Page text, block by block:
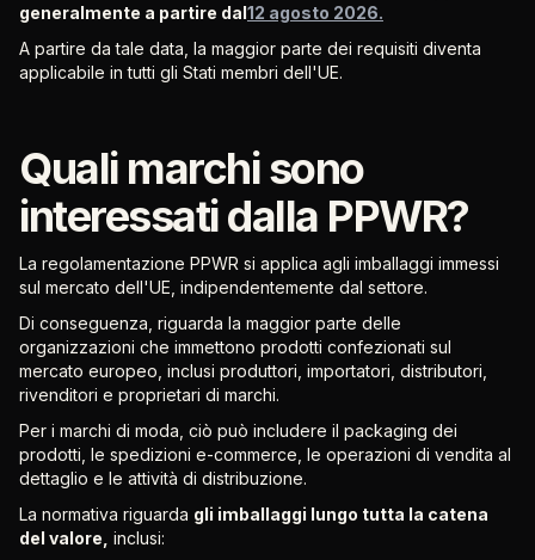
generalmente a partire dal12 agosto 2026.
A partire da tale data, la maggior parte dei requisiti diventa
applicabile in tutti gli Stati membri dell'UE.
Quali marchi sono
interessati dalla PPWR?
La regolamentazione PPWR si applica agli imballaggi immessi
sul mercato dell'UE, indipendentemente dal settore.
Di conseguenza, riguarda la maggior parte delle
organizzazioni che immettono prodotti confezionati sul
mercato europeo, inclusi produttori, importatori, distributori,
rivenditori e proprietari di marchi.
Per i marchi di moda, ciò può includere il packaging dei
prodotti, le spedizioni e-commerce, le operazioni di vendita al
dettaglio e le attività di distribuzione.
La normativa riguarda gli imballaggi lungo tutta la catena
del valore, inclusi: